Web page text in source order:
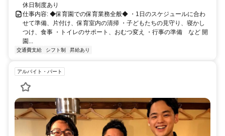
休日制度あり
仕事内容: ◆保育園での保育業務全般◆ ・1日のスケジュールに合わ
せて準備、片付け、保育室内の清掃 ・子どもたちの見守り、寝かし
つけ、食事 ・トイレのサポート、おむつ変え ・行事の準備 など 開
園...
交通費支給 シフト制 昇給あり
アルバイト・パート